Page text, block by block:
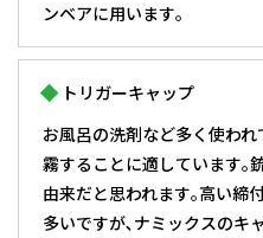
ンベアに用います｡
トリガーキャップ
お風呂の洗剤など多く使わ
霧することに適しています｡
由来だと思われます｡高い締
多いですが､ナミックスのキ